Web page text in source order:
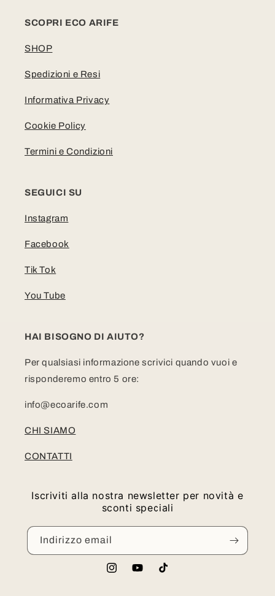
SCOPRI ECO ARIFE
SHOP
Spedizioni e Resi
Informativa Privacy
Cookie Policy
Termini e Condizioni
SEGUICI SU
Instagram
Facebook
Tik Tok
You Tube
HAI BISOGNO DI AIUTO?
Per qualsiasi informazione scrivici quando vuoi e
risponderemo entro 5 ore:
info@ecoarife.com
CHI SIAMO
CONTATTI
Iscriviti alla nostra newsletter per novità e
sconti speciali
Indirizzo email
InstagramYouTubeTikTok